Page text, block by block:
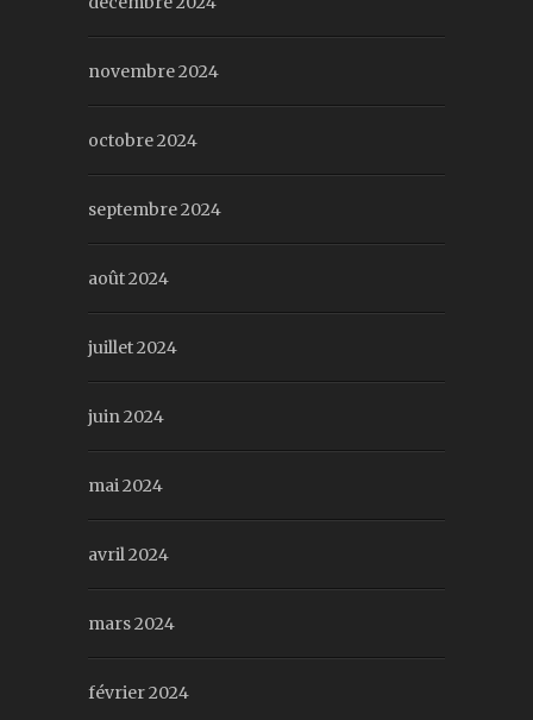
novembre 2024
octobre 2024
septembre 2024
août 2024
juillet 2024
juin 2024
mai 2024
avril 2024
mars 2024
février 2024